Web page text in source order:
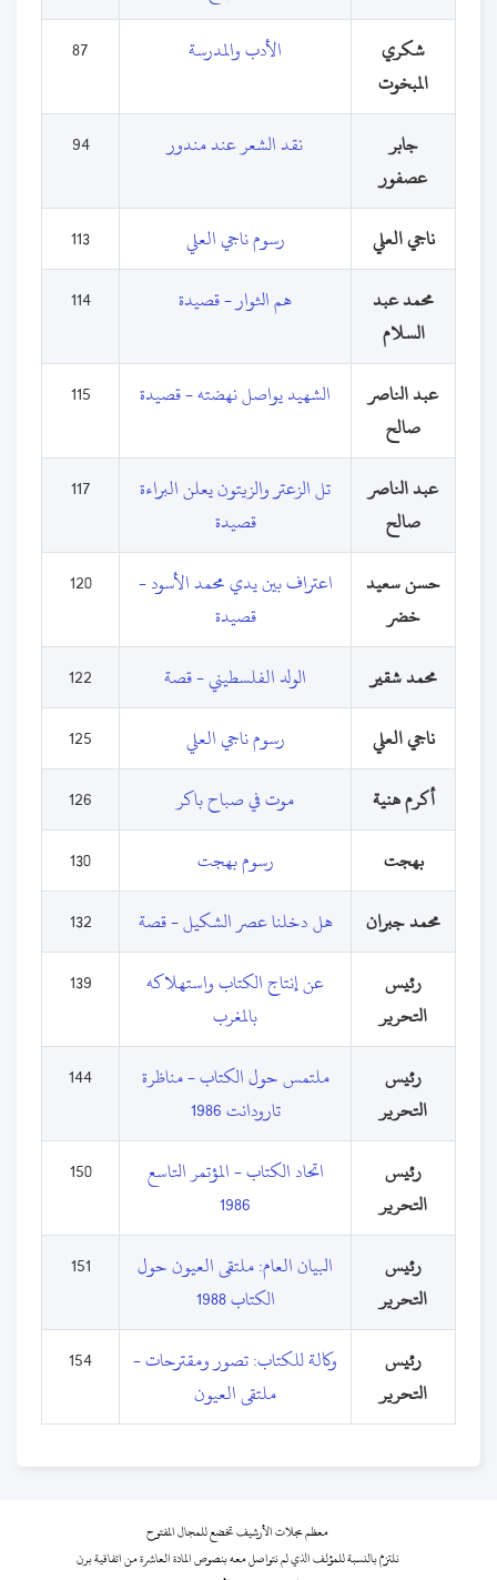
شكري
المبخوت
الأدب والمدرسة 87
جابر
عصفور
نقد الشعر عند مندور 94
ناجي العلي رسوم ناجي العلي
113
محمد عبد
السلام
هم الثوار - قصيدة 114
عبد الناصر
صالح
الشهيد يواصل نهضته - قصيدة 115
عبد الناصر
صالح
تل الزعتر والزيتون يعلن البراءة
قصيدة
117
حسن سعيد
خضر
اعتراف بين يدي محمد الأسود -
قصيدة
120
محمد شقير الولد الفلسطيني - قصة
122
ناجي العلي
رسوم ناجي العلي
125
أكرم هنية
موت في صباح باكر
126
بهجت
رسوم بهجت
130
محمد جبران
هل دخلنا عصر الشكيل - قصة
132
رئيس
التحرير
عن إنتاج الكتاب واستهلاكه
بالمغرب
139
رئيس
التحرير
ملتمس حول الكتاب - مناظرة
تارودانت 1986
144
رئيس
التحرير
اتحاد الكتاب - المؤتمر التاسع
1986
150
رئيس
التحرير
البيان العام: ملتقى العيون حول
الكتاب 1988
151
رئيس
التحرير
وكالة للكتاب: تصور ومقترحات -
ملتقى العيون
154
معظم مجلات الأرشيف تخضع للمجال المفتوح
نلتزم بالنسبة للمؤلف الذي لم نتواصل معه بنصوص المادة العاشرة من اتفاقية برن